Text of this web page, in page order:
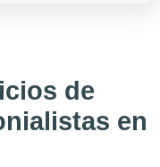
de
en